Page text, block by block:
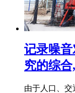
记录噪
究的综
由于人口、